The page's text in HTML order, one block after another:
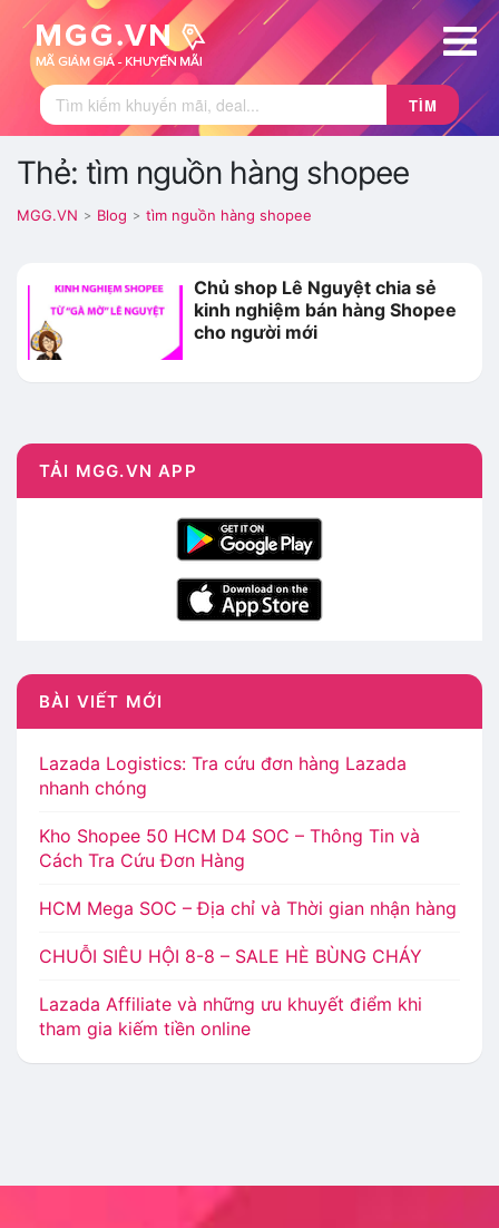
TÌM
Thẻ: tìm nguồn hàng shopee
MGG.VN > Blog > tìm nguồn hàng shopee
Chủ shop Lê Nguyệt chia sẻ
kinh nghiệm bán hàng Shopee
cho người mới
TẢI MGG.VN APP
BÀI VIẾT MỚI
Lazada Logistics: Tra cứu đơn hàng Lazada
nhanh chóng
Kho Shopee 50 HCM D4 SOC – Thông Tin và
Cách Tra Cứu Đơn Hàng
HCM Mega SOC – Địa chỉ và Thời gian nhận hàng
CHUỖI SIÊU HỘI 8-8 – SALE HÈ BÙNG CHÁY
Lazada Affiliate và những ưu khuyết điểm khi
tham gia kiếm tiền online